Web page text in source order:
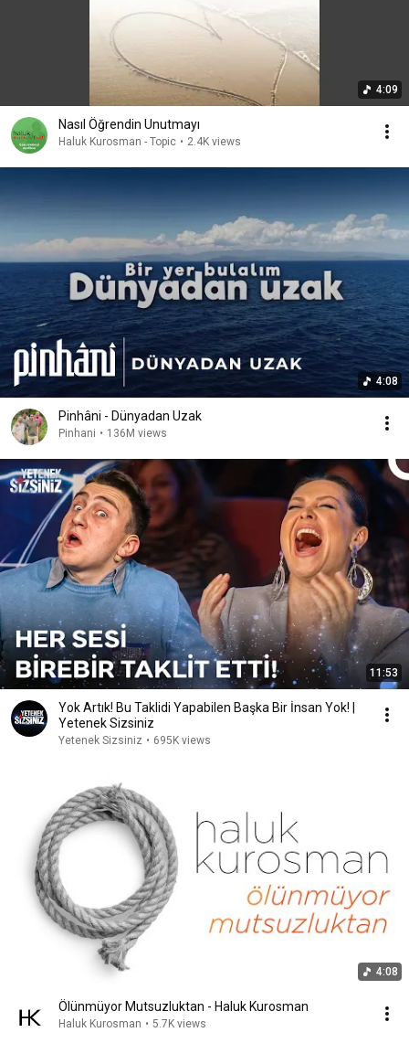
4:09
Nasıl Öğrendin Unutmayı
Haluk Kurosman - Topic • 2.4K views
4:08
Pinhâni - Dünyadan Uzak
Pinhani • 136M views
11:53
Yok Artık! Bu Taklidi Yapabilen Başka Bir İnsan Yok! |
Yetenek Sizsiniz
Yetenek Sizsiniz • 695K views
4:08
Ölünmüyor Mutsuzluktan - Haluk Kurosman
Haluk Kurosman • 5.7K views